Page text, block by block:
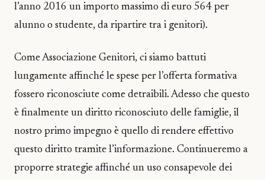
l’anno 2016 un importo massimo di euro 564 per
alunno o studente, da ripartire tra i genitori).
Come Associazione Genitori, ci siamo battuti
lungamente affinché le spese per l’offerta formativa
fossero riconosciute come detraibili. Adesso che questo
è finalmente un diritto riconosciuto delle famiglie, il
nostro primo impegno è quello di rendere effettivo
questo diritto tramite l’informazione. Continueremo a
proporre strategie affinché un uso consapevole dei